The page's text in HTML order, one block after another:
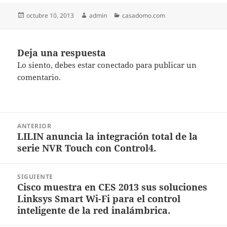
Publicado
octubre 10, 2013 Autor
admin Categorías
casadomo.com
Deja una respuesta
Lo siento, debes estarconectado para publicar un
comentario.
entradas
ANTERIOR
Entrada
anterior:
LILIN anuncia la integración total de la
serie NVR Touch con Control4.
SIGUIENTE
Entrada
siguiente:
Cisco muestra en CES 2013 sus soluciones
Linksys Smart Wi-Fi para el control
inteligente de la red inalámbrica.